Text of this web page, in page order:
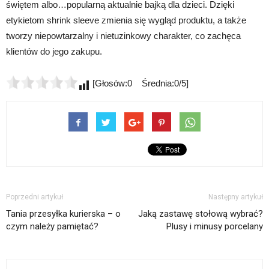
świętem albo…popularną aktualnie bajką dla dzieci. Dzięki
etykietom shrink sleeve zmienia się wygląd produktu, a także
tworzy niepowtarzalny i nietuzinkowy charakter, co zachęca
klientów do jego zakupu.
[Głosów:0 Średnia:0/5]
Poprzedni artykuł
Tania przesyłka kurierska – o
czym należy pamiętać?
Następny artykuł
Jaką zastawę stołową wybrać?
Plusy i minusy porcelany